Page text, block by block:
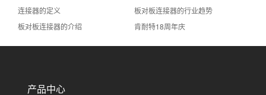
连接器的定义
板对板连接器的行业趋势
板对板连接器的介绍
肯耐特18周年庆
产品中心